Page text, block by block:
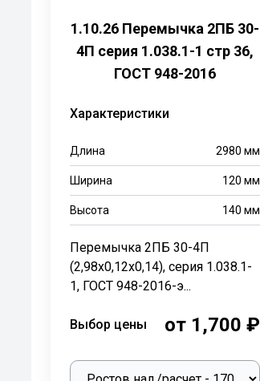
1.10.26 Перемычка 2ПБ 30-
4П серия 1.038.1-1 стр 36,
ГОСТ 948-2016
Характеристики
Длина 2980 мм
Ширина 120 мм
Высота 140 мм
Перемычка 2ПБ 30-4П
(2,98х0,12х0,14), серия 1.038.1-
1, ГОСТ 948-2016-э...
Выбор цены от 1,700 ₽